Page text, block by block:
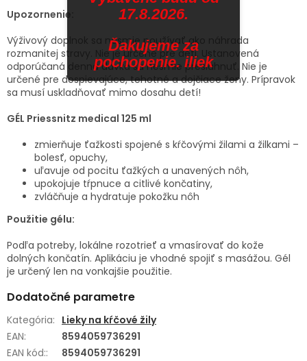
Upozornenie:
Výživový doplnok sa nesmie používať ako náhrada
rozmanitej stravy. Nie je určené pre deti. Ustanovená
odporúčaná denná dávka sa nesmie presiahnuť. Nie je
určené pre dospievajúce, tehotné a dojčiace ženy. Prípravok
sa musí uskladňovať mimo dosahu detí!
GÉL Priessnitz medical 125 ml
zmierňuje ťažkosti spojené s kŕčovými žilami a žilkami –
bolesť, opuchy,
uľavuje od pocitu ťažkých a unavených nôh,
upokojuje tŕpnuce a citlivé končatiny,
zvláčňuje a hydratuje pokožku nôh
Použitie gélu:
Podľa potreby, lokálne rozotrieť a vmasírovať do kože
dolných končatín. Aplikáciu je vhodné spojiť s masážou. Gél
je určený len na vonkajšie použitie.
Dodatočné parametre
Kategória: Lieky na kŕčové žily
EAN:
8594059736291
EAN kód::
8594059736291
17.8.2026.
Ďakujeme za
pochopenie. iliek